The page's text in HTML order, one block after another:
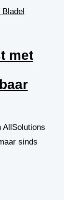
met
AllSolutions
sinds